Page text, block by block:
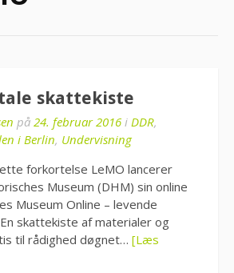
skattekiste
på 24. februar 2016 i DDR,
i Berlin, Undervisning
forkortelse LeMO lancerer
Museum (DHM) sin online
Museum Online – levende
skattekiste af materialer og
til rådighed døgnet… [Læs